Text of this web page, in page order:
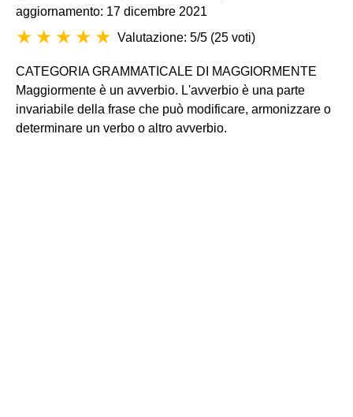
aggiornamento: 17 dicembre 2021
Valutazione: 5/5 (25 voti)
CATEGORIA GRAMMATICALE DI MAGGIORMENTE
Maggiormente è un avverbio. L'avverbio è una parte
invariabile della frase che può modificare, armonizzare o
determinare un verbo o altro avverbio.